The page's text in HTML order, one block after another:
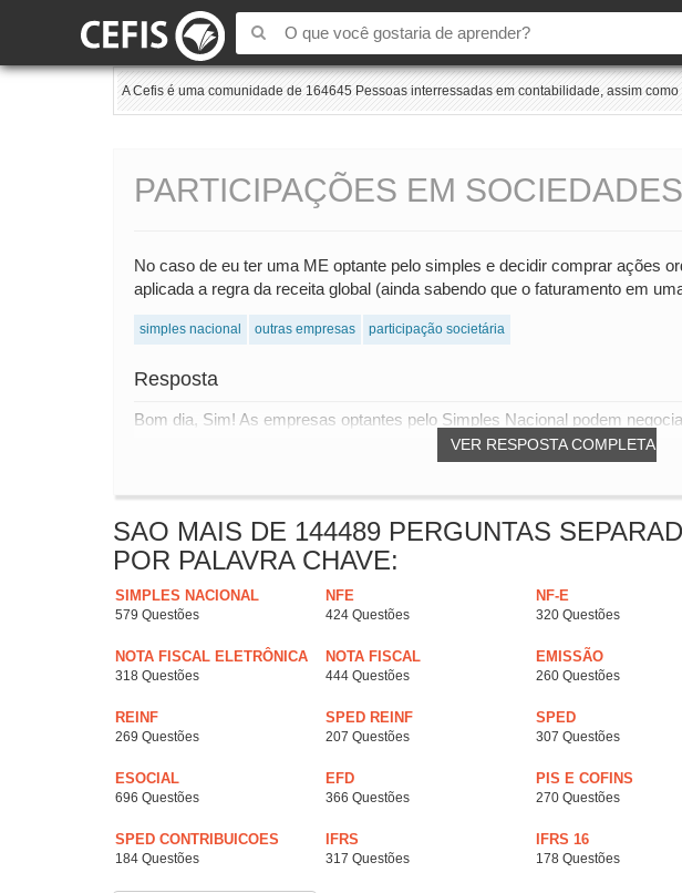
A Cefis é uma comunidade de 164645 Pessoas interressadas em contabilidade, assim
PARTICIPAÇÕES EM
No caso de eu ter uma ME optante pelo simples e decidir comprar ações
aplicada a regra da receita global (ainda sabendo que o faturamento em
simples nacional outras empresas participação societária
Resposta
VER RESPOSTA COMPLETA
Bom dia, Sim! As empresas optantes pelo Simples Nacional podem
SAO MAIS DE 144489 PERGUNTAS
POR PALAVRA CHAVE:
SIMPLES NACIONAL
579 Questões
NFE
424 Questões
NF-E
320 Questões
NOTA FISCAL ELETRÔNICA
318 Questões
NOTA FISCAL
444 Questões
EMISSÃO
260 Questões
REINF
269 Questões
SPED REINF
207 Questões
SPED
307 Questões
ESOCIAL
696 Questões
EFD
366 Questões
PIS E COFINS
270 Questões
SPED CONTRIBUICOES
184 Questões
IFRS
317 Questões
IFRS 16
178 Questões